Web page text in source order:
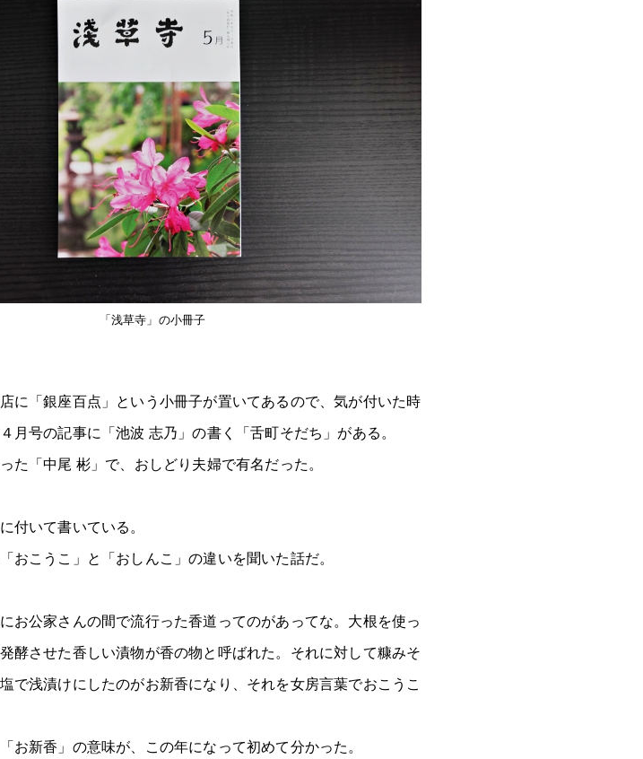
「浅草寺」の小冊子
に「銀座百点」という小冊子が置いてあるので、気が付いた時
月号の記事に「池波 志乃」の書く「舌町そだち」がある。
た「中尾 彬」で、おしどり夫婦で有名だった。
付いて書いている。
おこうこ」と「おしんこ」の違いを聞いた話だ。
お公家さんの間で流行った香道ってのがあってな。大根を使っ
酵させた香しい漬物が香の物と呼ばれた。それに対して糠みそ
で浅漬けにしたのがお新香になり、それを女房言葉でおこうこ
お新香」の意味が、この年になって初めて分かった。